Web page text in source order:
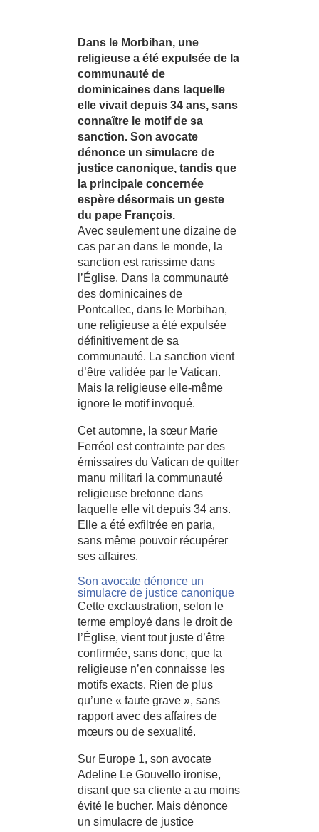
Dans le Morbihan, une
religieuse a été expulsée de la
communauté de
dominicaines dans laquelle
elle vivait depuis 34 ans, sans
connaître le motif de sa
sanction. Son avocate
dénonce un simulacre de
justice canonique, tandis que
la principale concernée
espère désormais un geste
du pape François.
Avec seulement une dizaine de
cas par an dans le monde, la
sanction est rarissime dans
l’Église. Dans la communauté
des dominicaines de
Pontcallec, dans le Morbihan,
une religieuse a été expulsée
définitivement de sa
communauté. La sanction vient
d’être validée par le Vatican.
Mais la religieuse elle-même
ignore le motif invoqué.
Cet automne, la sœur Marie
Ferréol est contrainte par des
émissaires du Vatican de quitter
manu militari la communauté
religieuse bretonne dans
laquelle elle vit depuis 34 ans.
Elle a été exfiltrée en paria,
sans même pouvoir récupérer
ses affaires.
Son avocate dénonce un
simulacre de justice canonique
Cette exclaustration, selon le
terme employé dans le droit de
l’Église, vient tout juste d’être
confirmée, sans donc, que la
religieuse n’en connaisse les
motifs exacts. Rien de plus
qu’une « faute grave », sans
rapport avec des affaires de
mœurs ou de sexualité.
Sur Europe 1, son avocate
Adeline Le Gouvello ironise,
disant que sa cliente a au moins
évité le bucher. Mais dénonce
un simulacre de justice